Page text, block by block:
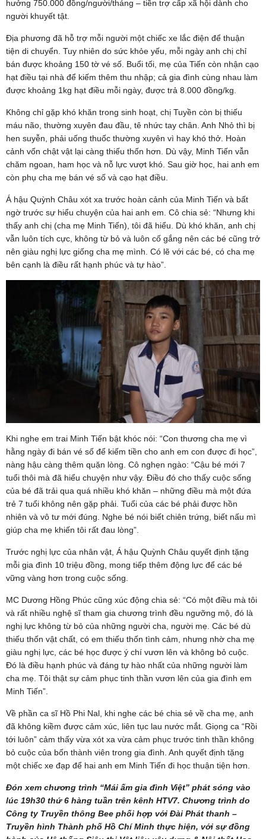
hưởng 750.000 đồng/người/tháng – tiền trợ cấp xã hội dành cho
người khuyết tật.
Địa phương đã hỗ trợ mỗi người một chiếc xe lắc điện để thuận
tiện di chuyển. Tuy nhiên do sức khỏe yếu, mỗi ngày anh chị chỉ
bán được khoảng 150 tờ vé số. Buổi tối, mẹ của Tiến còn nhận cạo
hạt điều tại nhà để kiếm thêm thu nhập; cả gia đình cùng nhau làm
được khoảng 1kg hạt điều mỗi ngày, được trả 8.000 đồng/kg.
Không chỉ gặp khó khăn trong sinh hoạt, chị Tuyền còn bị thiếu
máu não, thường xuyên đau đầu, tê nhức tay chân. Anh Nhỏ thì bị
hen suyễn, phải uống thuốc thường xuyên vì hay khó thở. Hoàn
cảnh vốn chật vật lại càng thiếu thốn hơn. Dù vậy, Minh Tiến vẫn
chăm ngoan, ham học và nỗ lực vượt khó. Sau giờ học, hai anh em
còn phụ cha mẹ bán vé số và cạo hạt điều.
Á hậu Quỳnh Châu xót xa trước hoàn cảnh của Minh Tiến và bất
ngờ trước sự hiểu chuyện của hai anh em. Cô chia sẻ: “Nhưng khi
thấy anh chị (cha mẹ Minh Tiến), tôi đã hiểu. Dù khó khăn, anh chị
vẫn luôn tích cực, không từ bỏ và luôn cố gắng nên các bé cũng trở
nên giàu nghị lực giống cha mẹ mình. Có lẽ với các bé, có cha mẹ
bên cạnh là điều rất hạnh phúc và tự hào”.
Khi nghe em trai Minh Tiến bật khóc nói: “Con thương cha mẹ vì
hằng ngày đi bán vé số để kiếm tiền cho anh em con được đi học”,
nàng hậu càng thêm quặn lòng. Cô nghẹn ngào: “Cậu bé mới 7
tuổi thôi mà đã hiểu chuyện như vậy. Điều đó cho thấy cuộc sống
của bé đã trải qua quá nhiều khó khăn – những điều mà một đứa
trẻ 7 tuổi không nên gặp phải. Tuổi của các bé phải được hồn
nhiên và vô tư mới đúng. Nghe bé nói biết chiên trứng, biết nấu mì
giúp cha mẹ khiến tôi rất đau lòng”.
Trước nghị lực của nhân vật, Á hậu Quỳnh Châu quyết định tặng
mỗi gia đình 10 triệu đồng, mong tiếp thêm động lực để các bé
vững vàng hơn trong cuộc sống.
MC Dương Hồng Phúc cũng xúc động chia sẻ: “Có một điều mà tôi
và rất nhiều nghệ sĩ tham gia chương trình đều ngưỡng mộ, đó là
nghị lực không từ bỏ của những người cha, người mẹ. Các bé dù
thiếu thốn vật chất, có em thiếu thốn tình cảm, nhưng nhờ cha mẹ
giàu nghị lực, các bé học được ý chí vươn lên và không bỏ cuộc.
Đó là điều hạnh phúc và đáng tự hào nhất của những người làm
cha mẹ. Tôi thật sự cảm phục tinh thần vươn lên của gia đình em
Minh Tiến”.
Về phần ca sĩ Hồ Phi Nal, khi nghe các bé chia sẻ về cha mẹ, anh
đã không kiềm được cảm xúc, liên tục lau nước mắt. Giọng ca “Rồi
tới luôn” cảm thấy vừa xót xa vừa cảm phục trước tinh thần không
bỏ cuộc của bốn thành viên trong gia đình. Anh quyết định tặng
một chiếc xe đạp để hai anh em Minh Tiến đi học thuận tiện hơn.
Đón xem chương trình “Mái ấm gia đình Việt” phát sóng vào
lúc 19h30 thứ 6 hàng tuần trên kênh HTV7. Chương trình do
Công ty Truyền thông Bee phối hợp với Đài Phát thanh –
Truyền hình Thành phố Hồ Chí Minh thực hiện, với sự đồng